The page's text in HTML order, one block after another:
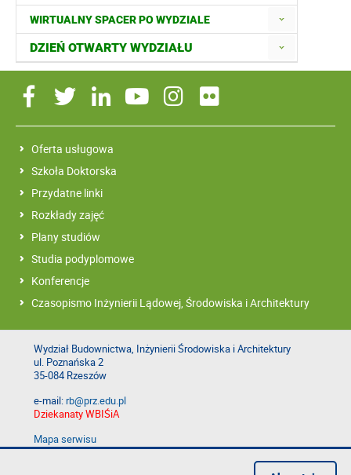
WIRTUALNY SPACER PO WYDZIALE
DZIEŃ OTWARTY WYDZIAŁU
Oferta usługowa
Szkoła Doktorska
Przydatne linki
Rozkłady zajęć
Plany studiów
Studia podyplomowe
Konferencje
Czasopismo Inżynierii Lądowej, Środowiska i Architektury
Wydział Budownictwa, Inżynierii Środowiska i Architektury
ul. Poznańska 2
35-084 Rzeszów
e-mail:rb@prz.edu.pl
Dziekanaty WBIŚiA
Mapa serwisu
Deklaracja dostępności